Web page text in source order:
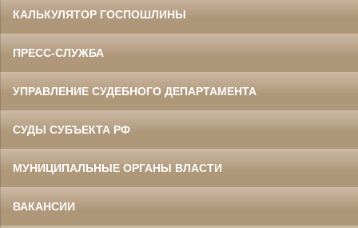
КАЛЬКУЛЯТОР ГОСПОШЛИНЫ
ПРЕСС-СЛУЖБА
УПРАВЛЕНИЕ СУДЕБНОГО ДЕПАРТАМЕНТА
СУДЫ СУБЪЕКТА РФ
МУНИЦИПАЛЬНЫЕ ОРГАНЫ ВЛАСТИ
ВАКАНСИИ